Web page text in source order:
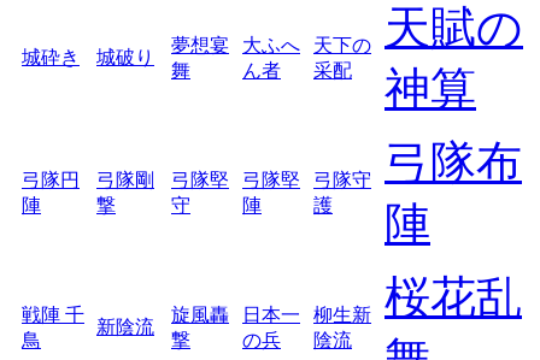
城砕き 城破り
夢想宴
舞
大ふへ
ん者
天下の
采配
天賦の
神算
弓隊円
陣
弓隊剛
撃
弓隊堅
守
弓隊堅
陣
弓隊守
護
弓隊布
陣
戦陣 千
鳥
新陰流
旋風轟
撃
日本一
の兵
柳生新
陰流
桜花乱